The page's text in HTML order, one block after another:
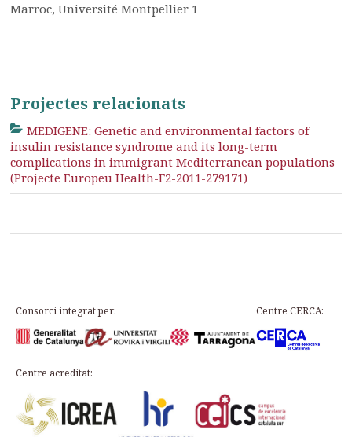
Marroc, Université Montpellier 1
Projectes relacionats
MEDIGENE: Genetic and environmental factors of
insulin resistance syndrome and its long-term
complications in immigrant Mediterranean populations
(Projecte Europeu Health-F2-2011-279171)
Consorci integrat per: Centre CERCA:
Centre acreditat: